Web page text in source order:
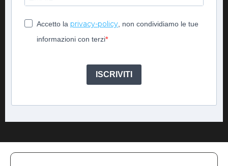
Accetto la privacy-policy , non condividiamo le tue
informazioni con terzi
ISCRIVITI